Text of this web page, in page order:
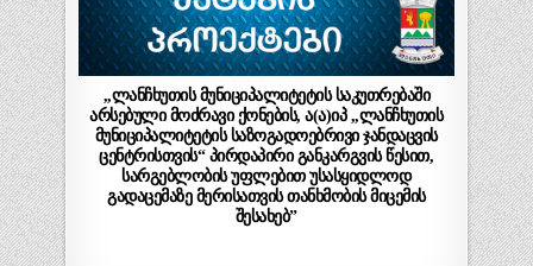
,,ლანჩხუთის მუნიციპალიტეტის საკუთრებაში
არსებული მოძრავი ქონების, ა(ა)იპ ,,ლანჩხუთის
მუნიციპალიტეტის საზოგადოებრივი ჯანდაცვის
ცენტრისთვის“ პირდაპირი განკარგვის წესით,
სარგებლობის უფლებით უსასყიდლოდ
გადაცემაზე მერისათვის თანხმობის მიცემის
შესახებ”